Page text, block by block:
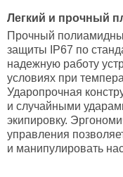
Легкий и прочный
Прочный
защиты IP67 по
надежную работу
условиях при
Ударопрочная
и случайными
экипировку.
управления
и манипулировать